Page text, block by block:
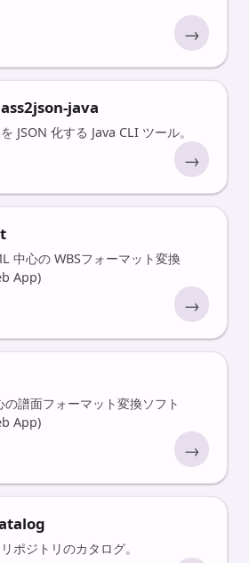
→
java
JSON 化する Java CLI ツール。
→
中心の WBSフォーマット変換
App)
→
譜面フォーマット変換ソフト
App)
→
ポジトリのカタログ。